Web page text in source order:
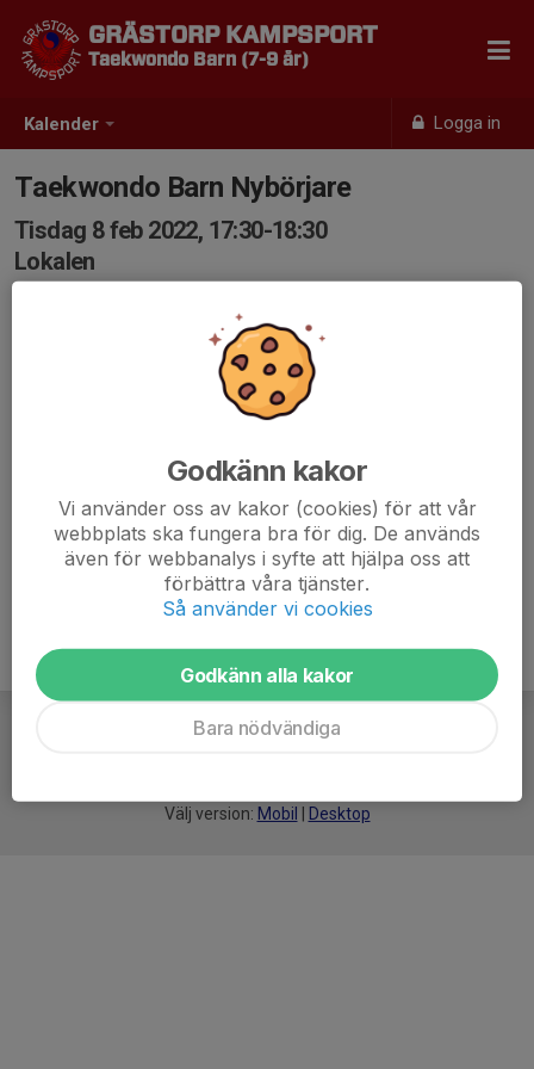
Kalender Logga in
GRÄSTORP KAMPSPORT
Taekwondo Barn (7-9 år)
Taekwondo Barn Nybörjare
Tisdag 8 feb 2022, 17:30-18:30
Lokalen
Välj version: Mobil Desktop
Godkänn kakor
Vi använder oss av kakor (cookies) för att vår
webbplats ska fungera bra för dig. De används
även för webbanalys i syfte att hjälpa oss att
förbättra våra tjänster.
Så använder vi cookies
Godkänn alla kakor
Bara nödvändiga